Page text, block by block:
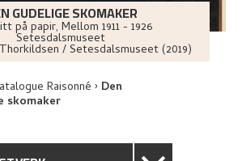
GUDELIGE SKOMAKER
på papir, Mellom 1911 - 1926
Setesdalsmuseet
/ Setesdalsmuseet (2019)
Raisonné Den
skomaker